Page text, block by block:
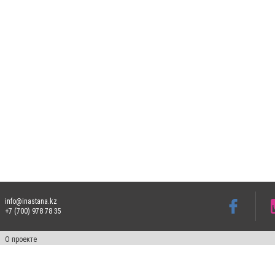
info@inastana.kz
+7 (700) 978 78 35
О проекте